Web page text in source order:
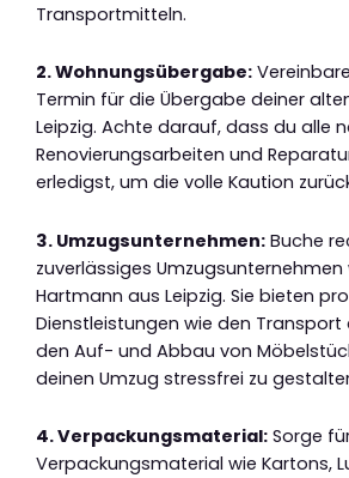
Transportmitteln.
2. Wohnungsübergabe:
Termin für die Übergabe deiner
Leipzig. Achte darauf, dass du alle
Renovierungsarbeiten und
erledigst, um die volle Kaution
3. Umzugsunternehmen: Buche
zuverlässiges Umzugsunternehmen
Hartmann aus Leipzig. Sie bieten
Dienstleistungen wie den Transport
den Auf- und Abbau von
deinen Umzug stressfrei zu
4. Verpackungsmaterial: Sorge
Verpackungsmaterial wie Kartons,